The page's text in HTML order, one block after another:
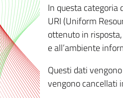
In questa
URI (Uniform
ottenuto in
e all’ambiente
Questi dati
vengono cancellati